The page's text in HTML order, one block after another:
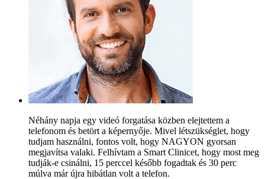
Néhány napja egy videó forgatása közben elejtettem a
telefonom és betört a képernyője. Mivel létszükséglet, hogy
tudjam használni, fontos volt, hogy NAGYON gyorsan
megjavítsa valaki. Felhívtam a Smart Clinicet, hogy most meg
tudják-e csinálni, 15 perccel később fogadtak és 30 perc
múlva már újra hibátlan volt a telefon.